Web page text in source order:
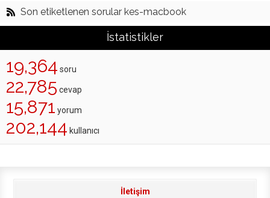
Son etiketlenen sorular kes-macbook
İstatistikler
19,364 soru
22,785 cevap
15,871 yorum
202,144 kullanıcı
İletişim